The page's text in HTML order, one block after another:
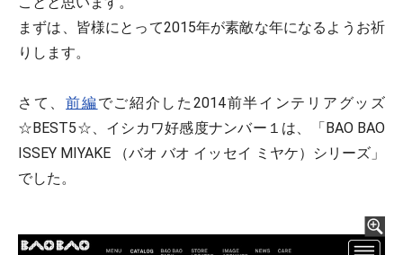
まずは、皆様にとって2015年が素敵な年になるようお祈
りします。
さて、前編でご紹介した2014前半インテリアグッズ
☆BEST5☆、イシカワ好感度ナンバー１は、「BAO BAO
ISSEY MIYAKE （バオ バオ イッセイ ミヤケ）シリーズ」
でした。